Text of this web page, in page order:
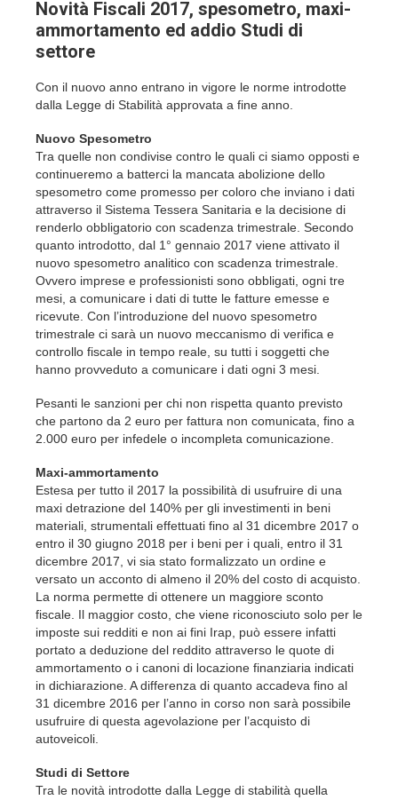
Novità Fiscali 2017, spesometro, maxi-
ammortamento ed addio Studi di
settore
Con il nuovo anno entrano in vigore le norme introdotte
dalla Legge di Stabilità approvata a fine anno.
Nuovo Spesometro
Tra quelle non condivise contro le quali ci siamo opposti e
continueremo a batterci la mancata abolizione dello
spesometro come promesso per coloro che inviano i dati
attraverso il Sistema Tessera Sanitaria e la decisione di
renderlo obbligatorio con scadenza trimestrale. Secondo
quanto introdotto, dal 1° gennaio 2017 viene attivato il
nuovo spesometro analitico con scadenza trimestrale.
Ovvero imprese e professionisti sono obbligati, ogni tre
mesi, a comunicare i dati di tutte le fatture emesse e
ricevute. Con l’introduzione del nuovo spesometro
trimestrale ci sarà un nuovo meccanismo di verifica e
controllo fiscale in tempo reale, su tutti i soggetti che
hanno provveduto a comunicare i dati ogni 3 mesi.
Pesanti le sanzioni per chi non rispetta quanto previsto
che partono da 2 euro per fattura non comunicata, fino a
2.000 euro per infedele o incompleta comunicazione.
Maxi-ammortamento
Estesa per tutto il 2017 la possibilità di usufruire di una
maxi detrazione del 140% per gli investimenti in beni
materiali, strumentali effettuati fino al 31 dicembre 2017 o
entro il 30 giugno 2018 per i beni per i quali, entro il 31
dicembre 2017, vi sia stato formalizzato un ordine e
versato un acconto di almeno il 20% del costo di acquisto.
La norma permette di ottenere un maggiore sconto
fiscale. Il maggior costo, che viene riconosciuto solo per le
imposte sui redditi e non ai fini Irap, può essere infatti
portato a deduzione del reddito attraverso le quote di
ammortamento o i canoni di locazione finanziaria indicati
in dichiarazione. A differenza di quanto accadeva fino al
31 dicembre 2016 per l’anno in corso non sarà possibile
usufruire di questa agevolazione per l’acquisto di
autoveicoli.
Studi di Settore
Tra le novità introdotte dalla Legge di stabilità quella